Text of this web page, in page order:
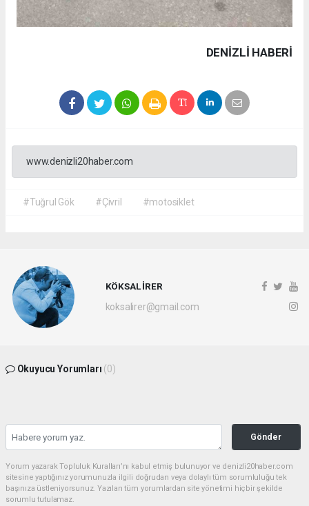
DENIZLI HABERİ
www.denizli20haber.com
#Tuğrul Gök #Çivril #motosiklet
KÖKSAL İRER
koksalirer@gmail.com
Okuyucu Yorumları (0)
Gönder
Yorum yazarak Topluluk Kuralları’nı kabul etmiş bulunuyor ve denizli20haber.com
sitesine yaptığınız yorumunuzla ilgili doğrudan veya dolaylı tüm sorumluluğu tek
başınıza üstleniyorsunuz. Yazılan tüm yorumlardan site yönetimi hiçbir şekilde
sorumlu tutulamaz.